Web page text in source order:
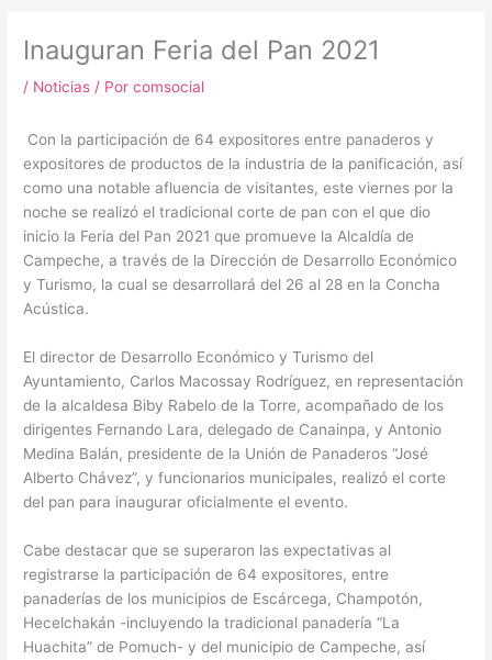
Inauguran Feria del Pan 2021
/ Noticias / Porcomsocial
Con la participación de 64 expositores entre panaderos y
expositores de productos de la industria de la panificación, así
como una notable afluencia de visitantes, este viernes por la
noche se realizó el tradicional corte de pan con el que dio
inicio la Feria del Pan 2021 que promueve la Alcaldía de
Campeche, a través de la Dirección de Desarrollo Económico
y Turismo, la cual se desarrollará del 26 al 28 en la Concha
Acústica.
El director de Desarrollo Económico y Turismo del
Ayuntamiento, Carlos Macossay Rodríguez, en representación
de la alcaldesa Biby Rabelo de la Torre, acompañado de los
dirigentes Fernando Lara, delegado de Canainpa, y Antonio
Medina Balán, presidente de la Unión de Panaderos “José
Alberto Chávez”, y funcionarios municipales, realizó el corte
del pan para inaugurar oficialmente el evento.
Cabe destacar que se superaron las expectativas al
registrarse la participación de 64 expositores, entre
panaderías de los municipios de Escárcega, Champotón,
Hecelchakán -incluyendo la tradicional panadería “La
Huachita” de Pomuch- y del municipio de Campeche, así